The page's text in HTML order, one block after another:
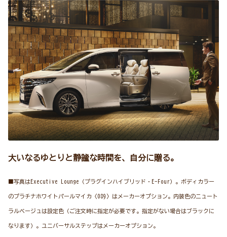
大いなるゆとりと静謐な時間を、自分に贈る。
■写真はExecutive Lounge（プラグインハイブリッド・E-Four）。ボディカラー
のプラチナホワイトパールマイカ〈089〉はメーカーオプション。内装色のニュート
ラルベージュは設定色（ご注文時に指定が必要です。指定がない場合はブラックに
なります）。ユニバーサルステップはメーカーオプション。